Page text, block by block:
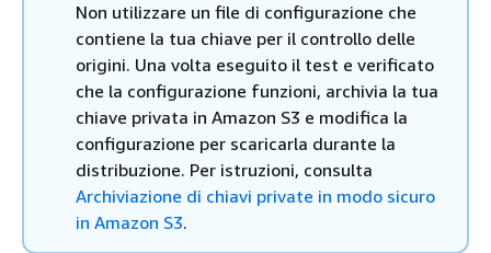
Non utilizzare un file di configurazione che
contiene la tua chiave per il controllo delle
origini. Una volta eseguito il test e verificato
che la configurazione funzioni, archivia la tua
chiave privata in Amazon S3 e modifica la
configurazione per scaricarla durante la
distribuzione. Per istruzioni, consulta
Archiviazione di chiavi private in modo sicuro
in Amazon S3.